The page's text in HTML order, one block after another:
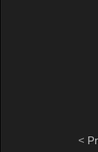
<